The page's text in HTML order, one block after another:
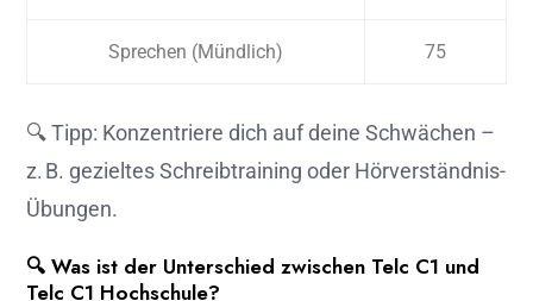
Sprechen (Mündlich) 75
🔍 Tipp: Konzentriere dich auf deine Schwächen –
z. B. gezieltes Schreibtraining oder Hörverständnis-
Übungen.
🔍 Was ist der Unterschied zwischen Telc C1 und
Telc C1 Hochschule?